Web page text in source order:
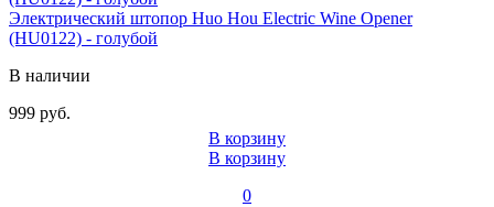
Электрический штопор Huo Hou Electric Wine Opener
(HU0122) - голубой
В наличии
999 руб.
В корзину
В корзину
0